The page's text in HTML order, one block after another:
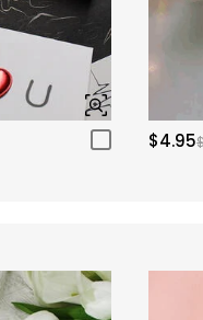
$4.95